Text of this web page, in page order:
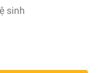
sinh
Forest 0112007200